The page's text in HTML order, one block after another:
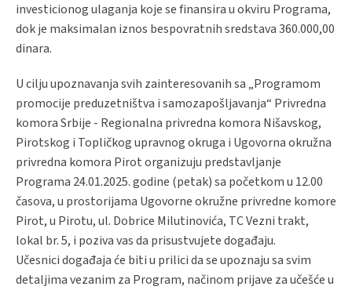
investicionog ulaganja koje se finansira u okviru Programa,
dok je maksimalan iznos bespovratnih sredstava 360.000,00
dinara.
U cilju upoznavanja svih zainteresovanih sa „Programom
promocije preduzetništva i samozapošljavanja“ Privredna
komora Srbije - Regionalna privredna komora Nišavskog,
Pirotskog i Topličkog upravnog okruga i Ugovorna okružna
privredna komora Pirot organizuju predstavljanje
Programa 24.01.2025. godine (petak) sa početkom u 12.00
časova, u prostorijama Ugovorne okružne privredne komore
Pirot, u Pirotu, ul. Dobrice Milutinovića, TC Vezni trakt,
lokal br. 5, i poziva vas da prisustvujete događaju.
Učesnici događaja će biti u prilici da se upoznaju sa svim
detaljima vezanim za Program, načinom prijave za učešće u